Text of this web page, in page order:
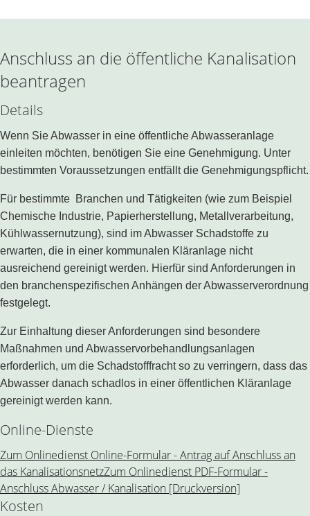
Anschluss an die öffentliche Kanalisation
beantragen
Details
Wenn Sie Abwasser in eine öffentliche Abwasseranlage
einleiten möchten, benötigen Sie eine Genehmigung. Unter
bestimmten Voraussetzungen entfällt die Genehmigungspflicht.
Für bestimmte Branchen und Tätigkeiten (wie zum Beispiel
Chemische Industrie, Papierherstellung, Metallverarbeitung,
Kühlwassernutzung), sind im Abwasser Schadstoffe zu
erwarten, die in einer kommunalen Kläranlage nicht
ausreichend gereinigt werden. Hierfür sind Anforderungen in
den branchenspezifischen Anhängen der Abwasserverordnung
festgelegt.
Zur Einhaltung dieser Anforderungen sind besondere
Maßnahmen und Abwasservorbehandlungsanlagen
erforderlich, um die Schadstofffracht so zu verringern, dass das
Abwasser danach schadlos in einer öffentlichen Kläranlage
gereinigt werden kann.
Online-Dienste
Zum Onlinedienst Online-Formular - Antrag auf Anschluss an
das KanalisationsnetzZum Onlinedienst PDF-Formular -
Anschluss Abwasser / Kanalisation [Druckversion]
Kosten